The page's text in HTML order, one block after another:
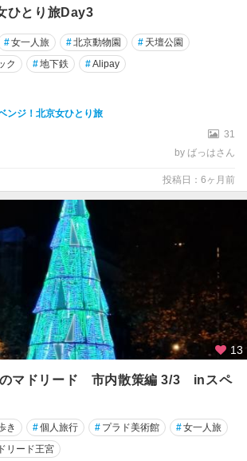
ひとり旅Day3
#女一人旅 #北京動物園 # 天壇公園
ク #地下鉄 #Alipay
ンジ！北京女ひとり旅
31
by ばっはさん
投稿日：6ヶ月前
13
マドリード 市内散策編 3/3 inスペ
き #個人旅行 # プラド美術館 #女一人旅
リード王宮